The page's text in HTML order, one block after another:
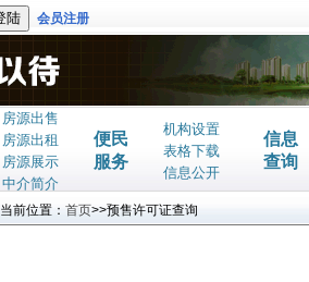
会员注册
房源出售
房源出租
房源展示
中介简介
便民
服务
机构设置
表格下载
信息公开
信息
查询
当前位置： 首页>>预售许可证查询